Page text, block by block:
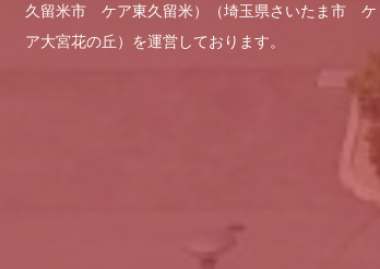
久留米市 ケア東久留米）（埼玉県さいたま市 ケ
ア大宮花の丘）を運営しております。